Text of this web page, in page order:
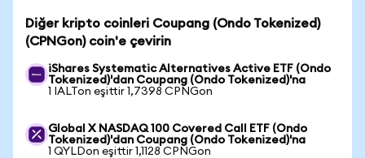
Diğer kripto coinleri Coupang (Ondo Tokenized)
(CPNGon) coin'e çevirin
iShares Systematic Alternatives Active ETF (Ondo
Tokenized)'dan Coupang (Ondo Tokenized)'na
1 IALTon eşittir 1,7398 CPNGon
Global X NASDAQ 100 Covered Call ETF (Ondo
Tokenized)'dan Coupang (Ondo Tokenized)'na
1 QYLDon eşittir 1,1128 CPNGon